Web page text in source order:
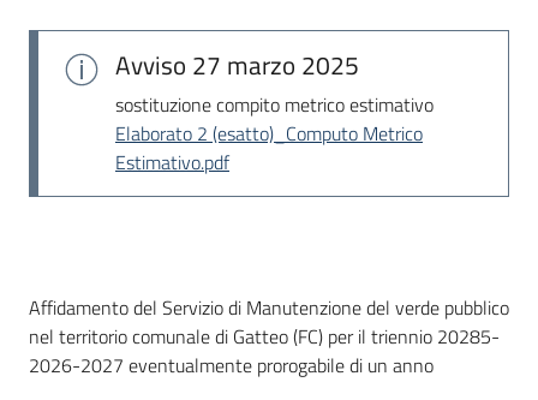
Seguici
Avviso 27 marzo 2025
sostituzione compito metrico estimativo
Elaborato 2 (esatto)_Computo Metrico
Estimativo.pdf
Dati del bando
Affidamento del Servizio di Manutenzione del verde pubblico
nel territorio comunale di Gatteo (FC) per il triennio 20285-
2026-2027 eventualmente prorogabile di un anno